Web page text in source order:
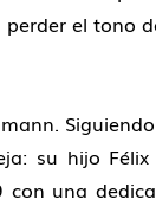
el tono
su hijo Félix
con una